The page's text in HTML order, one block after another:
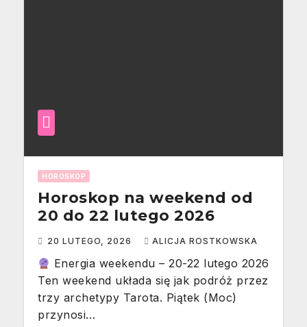
HOROSKOP
Horoskop na weekend od
20 do 22 lutego 2026
20 LUTEGO, 2026 ALICJA ROSTKOWSKA
Energia weekendu – 20-22 lutego 2026
Ten weekend układa się jak podróż przez
trzy archetypy Tarota. Piątek (Moc)
przynosi…